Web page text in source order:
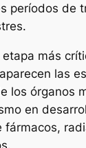
períodos de
etapa más
las
los órganos
en
fármacos,